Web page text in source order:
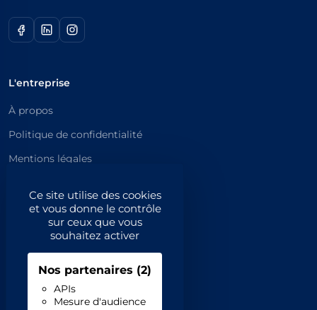
Ce site utilise des cookies
et vous donne le contrôle
sur ceux que vous
souhaitez activer
Nos partenaires (2)
APIs
Mesure d'audience
L'entreprise
À propos
Politique de confidentialité
Mentions légales
Catégories principales
Catégories
Professionnels
Inscrivez-vous